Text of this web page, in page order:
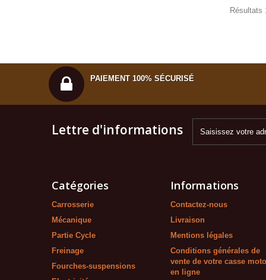
Résultats
PAIEMENT 100% SÉCURISÉ
Lettre d'informations
Catégories
Carrosserie
Mécanique
Partie Cycle
Freinage
Fourches-suspensions
Informations
Contactez-nous
Livraison
Mentions légales
Conditions générales de
vente de votre casse moto
en ligne